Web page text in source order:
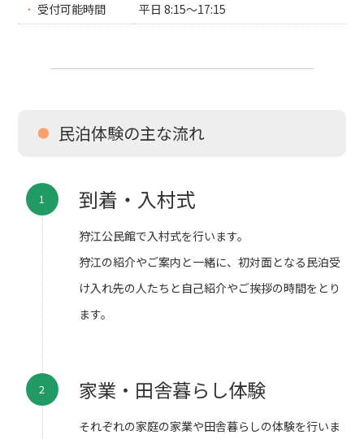
・ 受付可能時間 平日 8:15～17:15
民泊体験の主な流れ
到着・入村式
狩江公民館で入村式を行います。
狩江の紹介やご案内と一緒に、初対面となる民泊受
け入れ先の人たちと自己紹介やご挨拶の時間をとり
ます。
家業・田舎暮らし体験
それぞれの家庭の家業や田舎暮らしの体験を行いま